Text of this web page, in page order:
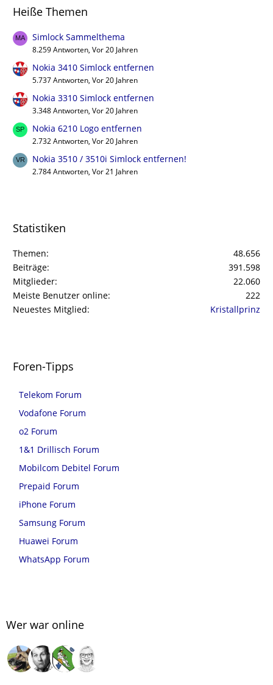
Heiße Themen
Simlock Sammelthema
8.259 Antworten, Vor 20 Jahren
Nokia 3410 Simlock entfernen
5.737 Antworten, Vor 20 Jahren
Nokia 3310 Simlock entfernen
3.348 Antworten, Vor 20 Jahren
Nokia 6210 Logo entfernen
2.732 Antworten, Vor 20 Jahren
Nokia 3510 / 3510i Simlock entfernen!
2.784 Antworten, Vor 21 Jahren
Statistiken
Themen
48.656
Beiträge
391.598
Mitglieder
22.060
Meiste Benutzer online
222
Neuestes Mitglied
Kristallprinz
Foren-Tipps
Telekom Forum
Vodafone Forum
o2 Forum
1&1 Drillisch Forum
Mobilcom Debitel Forum
Prepaid Forum
iPhone Forum
Samsung Forum
Huawei Forum
WhatsApp Forum
Wer war online